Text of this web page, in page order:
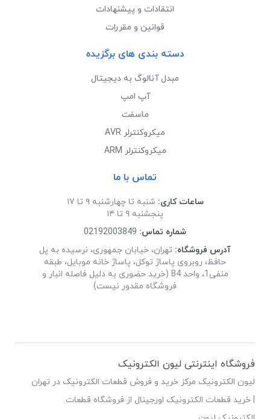
انتقادات و پیشنهادات
قوانین و مقررات
دسته بندی های برگزیده
مبدل آنالوگ به دیجیتال
آپ امپ
ماسفت
میکروکنترلر AVR
میکروکنترلر ARM
تماس با ما
ساعات کاری: شنبه تا چهارشنبه ۹ تا ۱۷
پنجشنبه ۹ تا ۱۴
شماره تماس: 02192003849
آدرس فروشگاه: تهران، خیابان جمهوری، نرسیده به پل
حافظ، روبروی پاساژ توکل، پاساژ خانه موبایل، طبقه
منفی1، واحد B4 (خرید حضوری به دلیل فاصله انبار و
فروشگاه مقدور نیست)
فروشگاه اینترنتی لیون الکترونیک
لیون الکترونیک مرکز خرید و فروش قطعات الکترونیک در تهران
| خرید قطعات الکترونیک اورجینال از فروشگاه قطعات